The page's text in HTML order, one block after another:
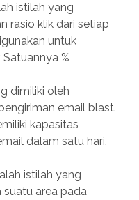
istilah yang
rasio klik dari setiap
untuk
%
dimiliki oleh
email blast.
kapasitas
dalam satu hari.
istilah yang
suatu area pada